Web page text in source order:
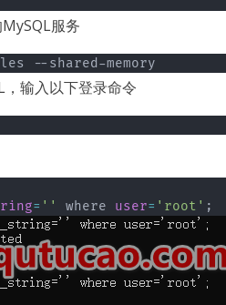
服务
--shared-memory
输入以下登录命令
= '' where user= 'root' ;